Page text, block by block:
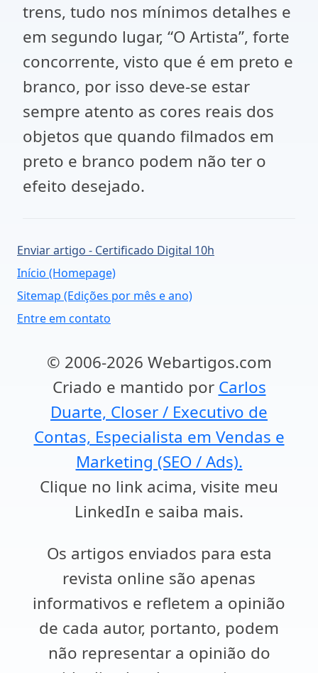
trens, tudo nos mínimos detalhes e
em segundo lugar, “O Artista”, forte
concorrente, visto que é em preto e
branco, por isso deve-se estar
sempre atento as cores reais dos
objetos que quando filmados em
preto e branco podem não ter o
efeito desejado.
Enviar artigo - Certificado Digital 10h
Início (Homepage)
Sitemap (Edições por mês e ano)
Entre em contato
© 2006-2026 Webartigos.com
Criado e mantido por Carlos
Duarte, Closer / Executivo de
Contas, Especialista em Vendas e
Marketing (SEO / Ads).
Clique no link acima, visite meu
LinkedIn e saiba mais.
Os artigos enviados para esta
revista online são apenas
informativos e refletem a opinião
de cada autor, portanto, podem
não representar a opinião do